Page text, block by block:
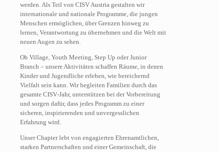
werden. Als Teil von CISV Austria gestalten wir
internationale und nationale Programme, die jungen
Menschen ermöglichen, über Grenzen hinweg zu
lernen, Verantwortung zu übernehmen und die Welt mit
neuen Augen zu sehen.
Ob Village, Youth Meeting, Step Up oder Junior
Branch – unsere Aktivitäten schaffen Räume, in denen
Kinder und Jugendliche erleben, wie bereichernd
Vielfalt sein kann. Wir begleiten Familien durch das
gesamte CISV‑Jahr, unterstützen bei der Vorbereitung
und sorgen dafür, dass jedes Programm zu einer
sicheren, inspirierenden und unvergesslichen
Erfahrung wird.
Unser Chapter lebt von engagierten Ehrenamtlichen,
starken Partnerschaften und einer Gemeinschaft, die